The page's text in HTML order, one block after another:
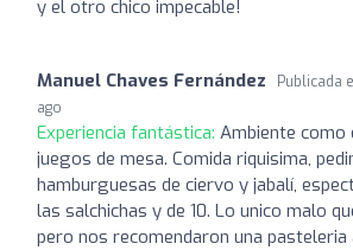
y el otro chico impecable!
Manuel Chaves Fernández Publicada
ago
Experiencia fantástica: Ambiente como
juegos de mesa. Comida riquisima,
hamburguesas de ciervo y jabalí,
las salchichas y de 10. Lo unico malo
pero nos recomendaron una pasteleria